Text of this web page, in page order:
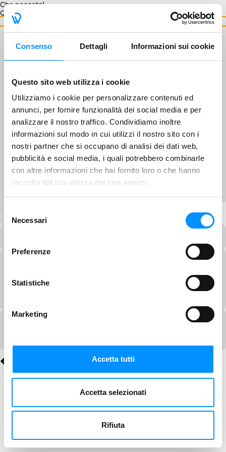
Consenso Dettagli Informazioni sui cookie
Questo sito web utilizza i cookie
Utilizziamo i cookie per personalizzare contenuti ed
annunci, per fornire funzionalità dei social media e per
analizzare il nostro traffico. Condividiamo inoltre
informazioni sul modo in cui utilizzi il nostro sito con i
nostri partner che si occupano di analisi dei dati web,
pubblicità e social media, i quali potrebbero combinarle
con altre informazioni che hai fornito loro o che hanno
raccolto dal tuo utilizzo dei loro servizi.
delNecessari
Preferenze
Statistiche
Marketing
Accetta tutti
Accetta selezionati
Rifiuta
Che peccato!
Questo GA non è disponibile.